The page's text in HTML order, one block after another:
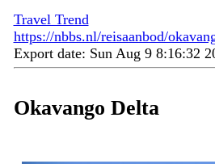
Travel Trend
https://nbbs.nl/reisaanbod/
Export date: Sun Aug 9 8:16:32
Okavango Delta